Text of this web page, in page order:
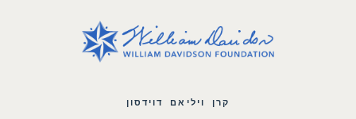
קרן ויליאם דוידסון